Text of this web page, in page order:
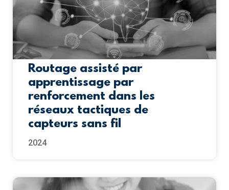
Routage assisté par
apprentissage par
renforcement dans les
réseaux tactiques de
capteurs sans fil
2024